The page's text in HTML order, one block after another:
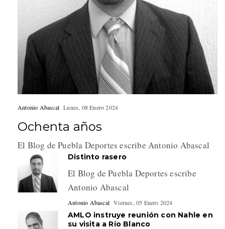
Antonio Abascal Lunes, 08 Enero 2024
Ochenta años
El Blog de Puebla Deportes escribe Antonio Abascal
Distinto rasero
El Blog de Puebla Deportes escribe
Antonio Abascal
Antonio Abascal Viernes, 05 Enero 2024
AMLO instruye reunión con Nahle en
su visita a Río Blanco